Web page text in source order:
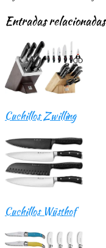
Entradas relacionadas
Cuchillos Zwilling
Cuchillos Wüsthof